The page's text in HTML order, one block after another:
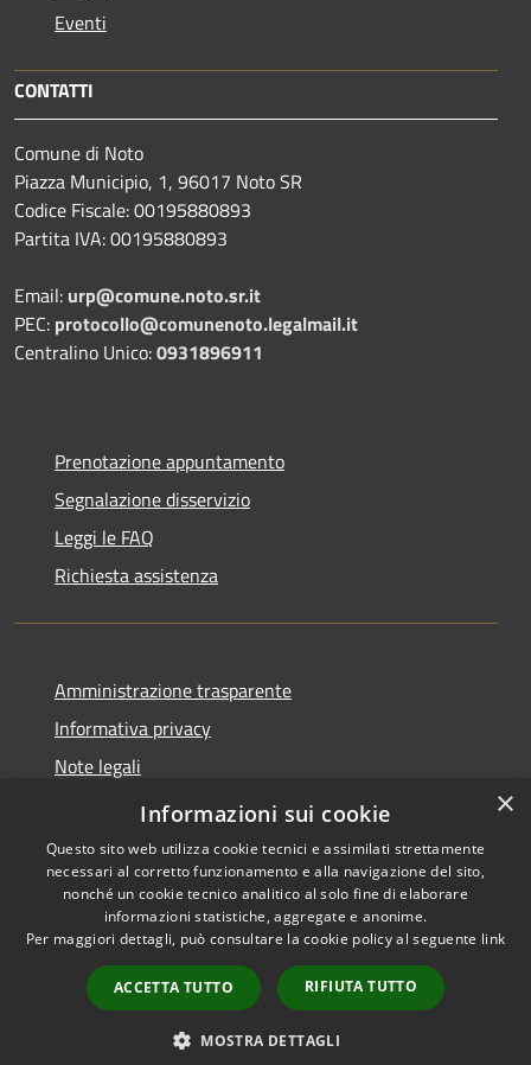
Eventi
CONTATTI
Comune di Noto
Piazza Municipio, 1, 96017 Noto SR
Codice Fiscale: 00195880893
Partita IVA: 00195880893
Email: urp@comune.noto.sr.it
PEC: protocollo@comunenoto.legalmail.it
Centralino Unico:0931896911
Prenotazione appuntamento
Segnalazione disservizio
Leggi le FAQ
Richiesta assistenza
Amministrazione trasparente
Informativa privacy
Note legali
Dichiarazione di accessibilità
Accessibilità
Copyright © 2026 • Città di
Noto • Powered by
Municipium•
Accesso
redazione
×
Informazioni sui cookie
Questo sito web utilizza cookie tecnici e assimilati strettamente
necessari al corretto funzionamento e alla navigazione del sito,
nonché un cookie tecnico analitico al solo fine di elaborare
informazioni statistiche, aggregate e anonime.
Per maggiori dettagli, può consultare la cookie policy al seguente link
ACCETTA TUTTO RIFIUTA TUTTO
MOSTRA DETTAGLI